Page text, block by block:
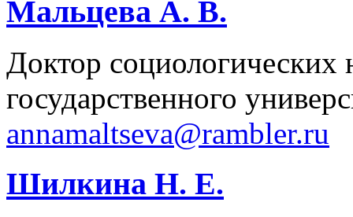
Мальцева А. В.
Доктор социологических
государственного
annamaltseva@rambler.ru
Шилкина Н. Е.